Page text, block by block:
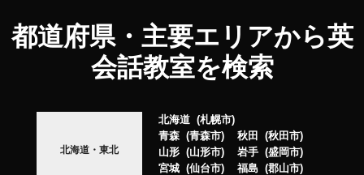
都道府県・主要エリアから英
会話教室を検索
北海道・東北
北海道
札幌市
青森
青森市 秋田
秋田市
山形
山形市 岩手
盛岡市
宮城
仙台市 福島 郡山市